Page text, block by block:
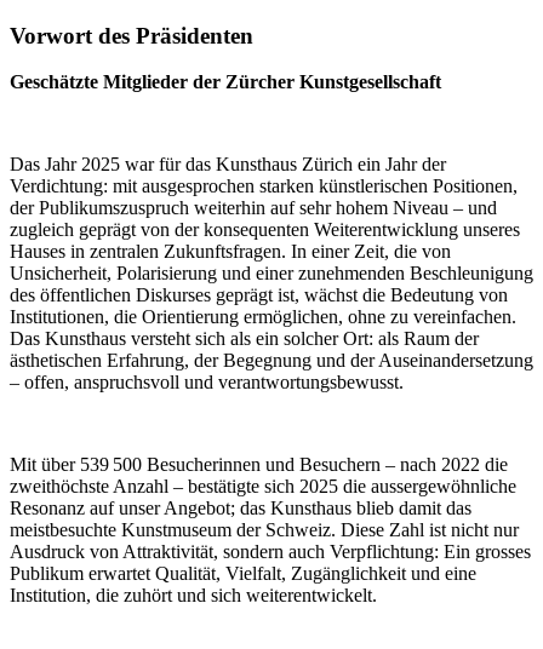
Vorwort des Präsidenten
Geschätzte Mitglieder der Zürcher Kunstgesellschaft
Das Jahr 2025 war für das Kunsthaus Zürich ein Jahr der
Verdichtung: mit ausgesprochen starken künstlerischen Positionen,
der Publikumszuspruch weiterhin auf sehr hohem Niveau – und
zugleich geprägt von der konsequenten Weiterentwicklung unseres
Hauses in zentralen Zukunftsfragen. In einer Zeit, die von
Unsicherheit, Polarisierung und einer zunehmenden Beschleunigung
des öffentlichen Diskurses geprägt ist, wächst die Bedeutung von
Institutionen, die Orientierung ermöglichen, ohne zu vereinfachen.
Das Kunsthaus versteht sich als ein solcher Ort: als Raum der
ästhetischen Erfahrung, der Begegnung und der Auseinandersetzung
– offen, anspruchsvoll und verantwortungsbewusst.
Mit über 539 500 Besucherinnen und Besuchern – nach 2022 die
zweithöchste Anzahl – bestätigte sich 2025 die aussergewöhnliche
Resonanz auf unser Angebot; das Kunsthaus blieb damit das
meistbesuchte Kunstmuseum der Schweiz. Diese Zahl ist nicht nur
Ausdruck von Attraktivität, sondern auch Verpflichtung: Ein grosses
Publikum erwartet Qualität, Vielfalt, Zugänglichkeit und eine
Institution, die zuhört und sich weiterentwickelt.